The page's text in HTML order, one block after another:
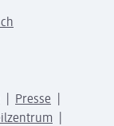
Presse